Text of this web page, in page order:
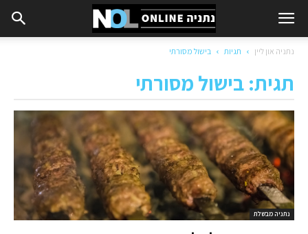
נתניה און ליין תגיות בישול מסורתי
תגית: בישול מסורתי
נתניה מבשלת